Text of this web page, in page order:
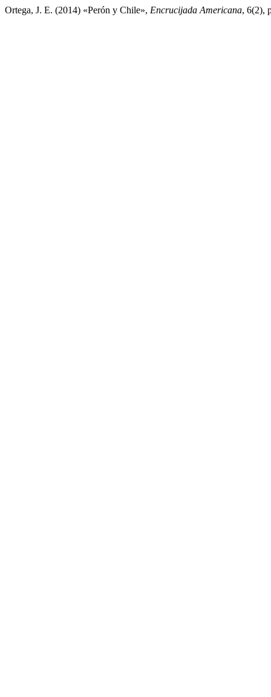
Ortega, J. E. (2014) «Perón y Chile», Encrucijada Americana, 6(2),